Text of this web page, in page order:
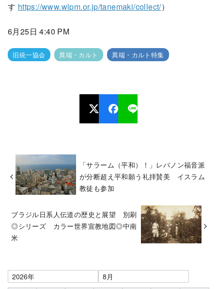
す https://www.wlpm.or.jp/tanemaki/collect/）
6月25日 4:40 PM
旧統一協会 異端・カルト 異端・カルト特集
「サラーム（平和）！」レバノン福音派
が分断超え平和願う礼拝賛美 イスラム
教徒も参加
ブラジル日系人伝道の歴史と展望 別刷
◎シリーズ カラー世界宣教地図◎中南
米